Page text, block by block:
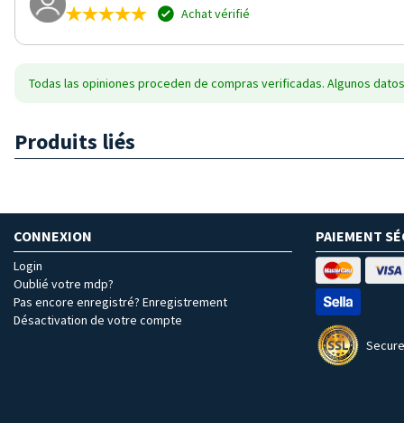
Achat vérifié
Todas las opiniones proceden de compras verificadas. Algunos
Produits liés
CONNEXION
Login
Oublié votre mdp?
Pas encore enregistré? Enregistrement
Désactivation de votre compte
PAIEMENT